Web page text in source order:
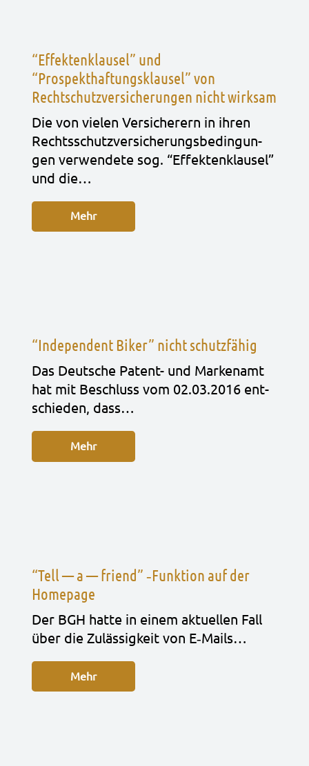
“Effektenklausel” und
“Prospekthaftungsklausel” von
Rechtschutzversicherungen nicht wirksam
Die von vie­len Ver­si­che­rern in ihren
Rechts­schutz­ver­si­che­rungs­be­din­gun­
gen ver­wen­de­te sog. “Effek­ten­klau­sel”
und die…
Mehr
“Independent Biker” nicht schutzfähig
Das Deut­sche Patent- und Mar­ken­amt
hat mit Beschluss vom 02.03.2016 ent­
schie­den, dass…
Mehr
“Tell — a — friend” ‑Funktion auf der
Homepage
Der BGH hatte in einem aktu­el­len Fall
über die Zuläs­sig­keit von E‑Mails…
Mehr